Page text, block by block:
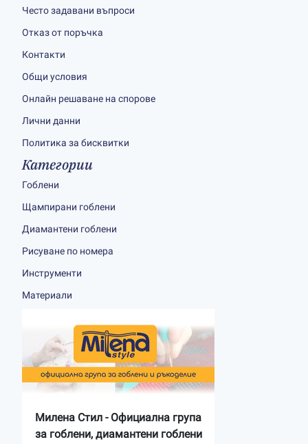
Често задавани въпроси
Отказ от поръчка
Контакти
Общи условия
Онлайн решаване на спорове
Лични данни
Политика за бисквитки
Категории
Гоблени
Щампирани гоблени
Диамантени гоблени
Рисуване по номера
Инструменти
Материали
Милена Стил - Официална група
за гоблени, диамантени гоблени